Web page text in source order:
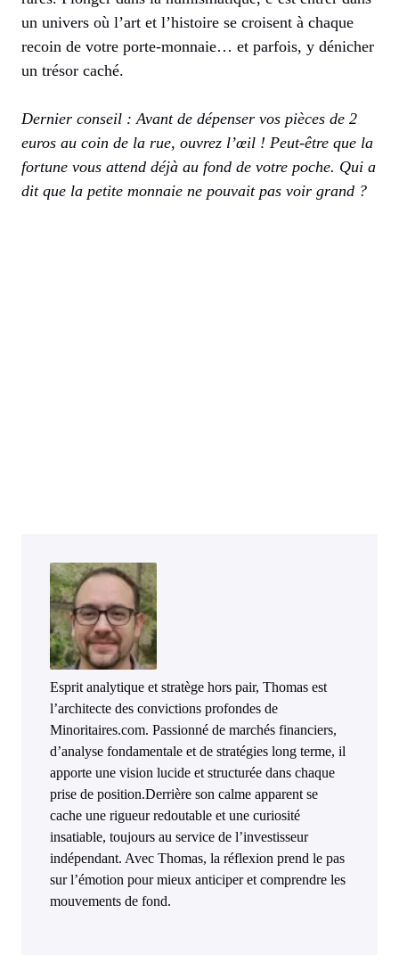
un univers où l’art et l’histoire se croisent à chaque
recoin de votre porte-monnaie… et parfois, y dénicher
un trésor caché.
Dernier conseil : Avant de dépenser vos pièces de 2
euros au coin de la rue, ouvrez l’œil ! Peut-être que la
fortune vous attend déjà au fond de votre poche. Qui a
dit que la petite monnaie ne pouvait pas voir grand ?
Esprit analytique et stratège hors pair, Thomas est
l’architecte des convictions profondes de
Minoritaires.com. Passionné de marchés financiers,
d’analyse fondamentale et de stratégies long terme, il
apporte une vision lucide et structurée dans chaque
prise de position.Derrière son calme apparent se
cache une rigueur redoutable et une curiosité
insatiable, toujours au service de l’investisseur
indépendant. Avec Thomas, la réflexion prend le pas
sur l’émotion pour mieux anticiper et comprendre les
mouvements de fond.